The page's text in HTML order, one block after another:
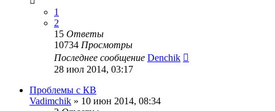
1
2
15 Ответы
10734 Просмотры
Последнее сообщение Denchik
28 июл 2014, 03:17
Проблемы с КВ
Vadimchik » 10 июн 2014, 08:34